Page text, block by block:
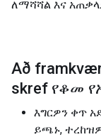
ለማሻሻል እና
Að
skref የቆመ
እግርዎን ቀጥ
ይጫኑ,